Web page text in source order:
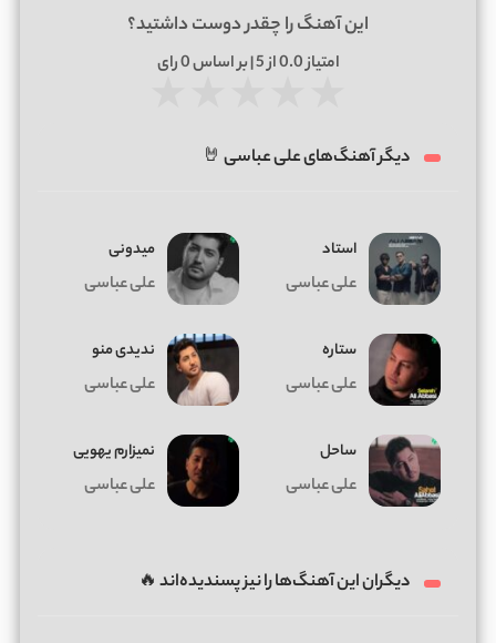
این آهنگ را چقدر دوست داشتید؟
امتیاز0.0از 5 | بر اساس 0رای
دیگر آهنگ‌های علی عباسی 🤘
استاد
علی عباسی
میدونی
علی عباسی
ستاره
علی عباسی
ندیدی منو
علی عباسی
ساحل
علی عباسی
نمیزارم یهویی
علی عباسی
دیگران این آهنگ‌ها را نیز پسندیده‌اند 🔥